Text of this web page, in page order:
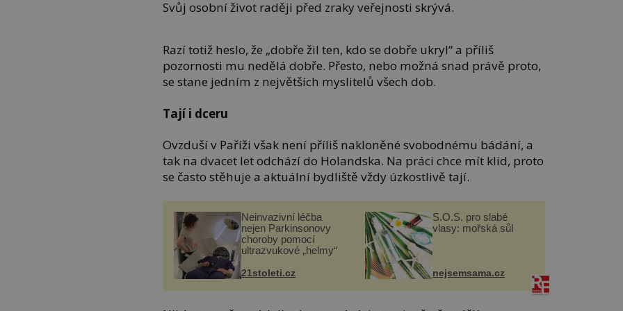
Svůj osobní život raději před zraky veřejnosti skrývá.
Razí totiž heslo, že „dobře žil ten, kdo se dobře ukryl“ a příliš
pozornosti mu nedělá dobře. Přesto, nebo možná snad právě proto,
se stane jedním z největších myslitelů všech dob.
Tají i dceru
Ovzduší v Paříži však není příliš nakloněné svobodnému bádání, a
tak na dvacet let odchází do Holandska. Na práci chce mít klid, proto
se často stěhuje a aktuální bydliště vždy úzkostlivě tají.
Neinvazivní léčba
nejen Parkinsonovy
choroby pomocí
ultrazvukové „helmy“
21stoleti.cz
S.O.S. pro slabé
vlasy: mořská sůl
nejsemsama.cz